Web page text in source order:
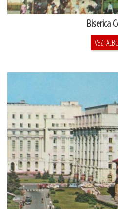
Biserica
VEZI